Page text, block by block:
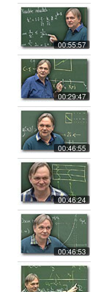
00:55:57
00:29:47
00:46:55
00:46:24
00:46:53